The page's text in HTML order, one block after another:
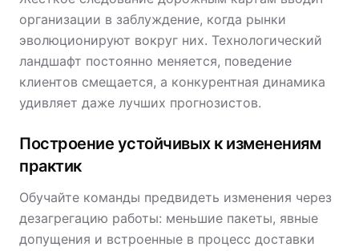
организации в заблуждение, когда рынки
эволюционируют вокруг них. Технологический
ландшафт постоянно меняется, поведение
клиентов смещается, а конкурентная динамика
удивляет даже лучших прогнозистов.
Построение устойчивых к изменениям
практик
Обучайте команды предвидеть изменения через
дезагрегацию работы: меньшие пакеты, явные
допущения и встроенные в процесс доставки